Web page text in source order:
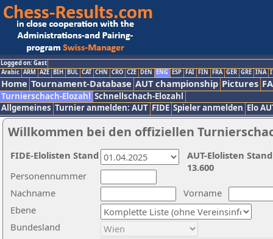
Logged on: Gast
Arabic ARM AZE BIH BUL CAT CHN CRO CZE DEN ENG ESP FAI FIN FRA GER GRE INA
Home Tournament-Database AUT championship Pictures
Turnierschach-Elozahl Schnellschach-Elozahl
Allgemeines Turnier anmelden: AUT FIDE Spieler anmelden Elo
Willkommen bei den offiziellen
Nachname
Vorname
Ebene
Personennummer
Bundesland
AUT-Elolisten
13.600
FIDE-Elolisten Stand